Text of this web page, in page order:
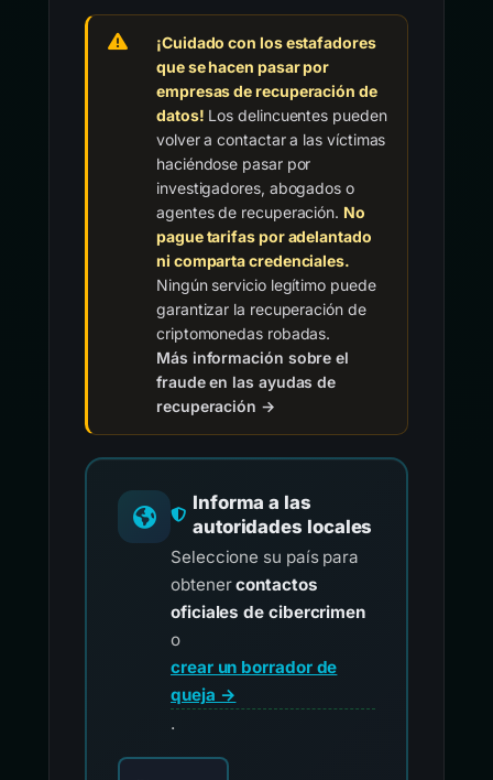
¡Cuidado con los estafadores
que se hacen pasar por
empresas de recuperación de
datos! Los delincuentes pueden
volver a contactar a las víctimas
haciéndose pasar por
investigadores, abogados o
agentes de recuperación. No
pague tarifas por adelantado
ni comparta credenciales.
Ningún servicio legítimo puede
garantizar la recuperación de
criptomonedas robadas.
Más información sobre el
fraude en las ayudas de
recuperación →
Informa a las
autoridades locales
Seleccione su país para
obtenercontactos
oficiales de cibercrimen
o
crear un borrador de
queja →
.
Elija su país para los contactos oficiales de